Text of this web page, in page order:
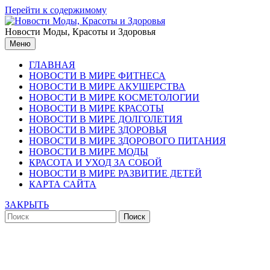
Перейти к содержимому
Новости Моды, Красоты и Здоровья
Меню
ГЛАВНАЯ
НОВОСТИ В МИРЕ ФИТНЕСА
НОВОСТИ В МИРЕ АКУШЕРСТВА
НОВОСТИ В МИРЕ КОСМЕТОЛОГИИ
НОВОСТИ В МИРЕ КРАСОТЫ
НОВОСТИ В МИРЕ ДОЛГОЛЕТИЯ
НОВОСТИ В МИРЕ ЗДОРОВЬЯ
НОВОСТИ В МИРЕ ЗДОРОВОГО ПИТАНИЯ
НОВОСТИ В МИРЕ МОДЫ
КРАСОТА И УХОД ЗА СОБОЙ
НОВОСТИ В МИРЕ РАЗВИТИЕ ДЕТЕЙ
КАРТА САЙТА
ЗАКРЫТЬ